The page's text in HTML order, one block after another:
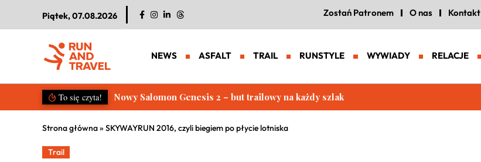
Piątek, 07.08.2026 Zostań Patronem O nas Kontakt
NEWS ASFALT TRAIL RUNSTYLE WYWIADY RELACJE
To się czyta! Salomon S/LAB Genesis 2. Nowa generacja zaawansowanych butów trailowych
Strona główna» SKYWAYRUN 2016, czyli biegiem po płycie lotniska
Trail